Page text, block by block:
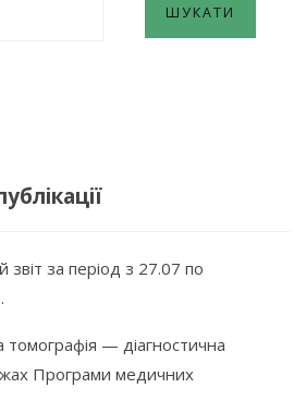
за період з 27.07 по
томографія — діагностична
Програми медичних